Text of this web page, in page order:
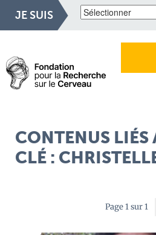
JE SUIS
CONTENUS LIÉS
CLÉ :
Page 1 sur 1